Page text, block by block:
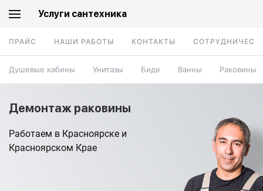
Услуги сантехника
ПРАЙС НАШИ РАБОТЫ КОНТАКТЫ
Душевые кабины Унитазы Биде Ванны Раковины
Демонтаж раковины
Работаем в Красноярске и
Красноярском Крае